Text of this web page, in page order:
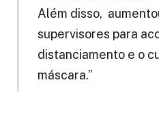
Além disso,
supervisores para
distanciamento e o
máscara.”